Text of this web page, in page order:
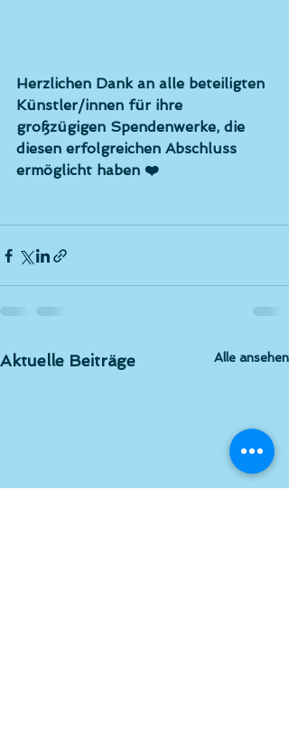
Herzlichen Dank an alle beteiligten
Künstler/innen für ihre
großzügigen Spendenwerke, die
diesen erfolgreichen Abschluss
ermöglicht haben ❤️
Aktuelle Beiträge Alle ansehen